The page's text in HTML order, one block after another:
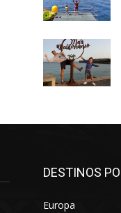
DESTINOS
Europa